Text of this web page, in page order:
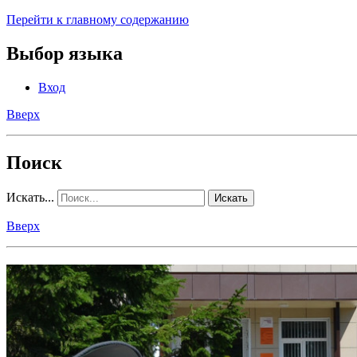
Перейти к главному содержанию
Выбор языка
Вход
Вверх
Поиск
Искать... Искать
Вверх